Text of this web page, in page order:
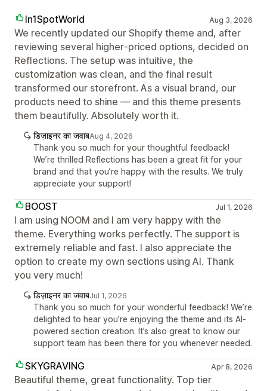
In1SpotWorld Aug 3, 2026
We recently updated our Shopify theme and, after
reviewing several higher‑priced options, decided on
Reflections. The setup was intuitive, the
customization was clean, and the final result
transformed our storefront. As a visual brand, our
products need to shine — and this theme presents
them beautifully. Absolutely worth it.
डिज़ाइनर का जवाबAug 4, 2026
Thank you so much for your thoughtful feedback!
We’re thrilled Reflections has been a great fit for your
brand and that you’re happy with the results. We truly
appreciate your support!
BOOST Jul 1, 2026
I am using NOOM and I am very happy with the
theme. Everything works perfectly. The support is
extremely reliable and fast. I also appreciate the
option to create my own sections using AI. Thank
you very much!
डिज़ाइनर का जवाबJul 1, 2026
Thank you so much for your wonderful feedback! We’re
delighted to hear you’re enjoying the theme and its AI-
powered section creation. It’s also great to know our
support team has been there for you whenever needed.
SKYGRAVING Apr 8, 2026
Beautiful theme, great functionality. Top tier